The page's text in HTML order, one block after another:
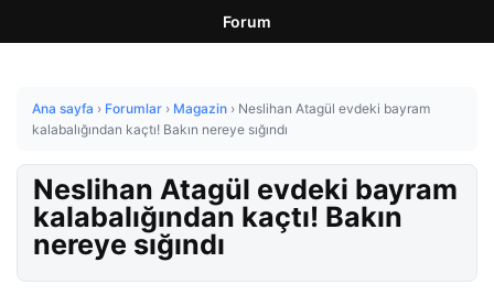
Forum
Ana sayfa › Forumlar › Magazin › Neslihan Atagül evdeki bayram
kalabalığından kaçtı! Bakın nereye sığındı
Neslihan Atagül evdeki bayram
kalabalığından kaçtı! Bakın
nereye sığındı